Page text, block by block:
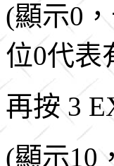
(顯示0
位0代表
再按 3
(顯示10